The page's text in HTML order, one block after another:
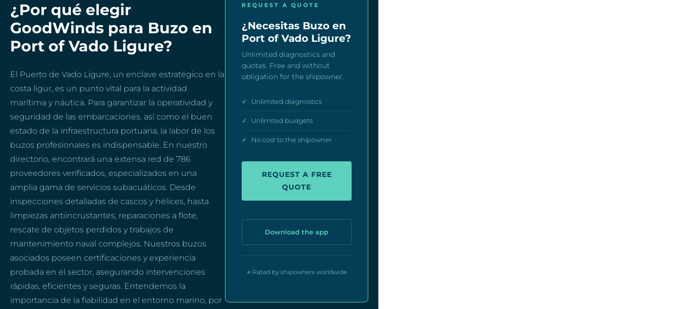
¿Por qué elegir
GoodWinds para Buzo en
Port of Vado Ligure?
El Puerto de Vado Ligure, un enclave estratégico en la
costa ligur, es un punto vital para la actividad
marítima y náutica. Para garantizar la operatividad y
seguridad de las embarcaciones, así como el buen
estado de la infraestructura portuaria, la labor de los
buzos profesionales es indispensable. En nuestro
directorio, encontrará una extensa red de 786
proveedores verificados, especializados en una
amplia gama de servicios subacuáticos. Desde
inspecciones detalladas de cascos y hélices, hasta
limpiezas antiincrustantes, reparaciones a flote,
rescate de objetos perdidos y trabajos de
mantenimiento naval complejos. Nuestros buzos
asociados poseen certificaciones y experiencia
probada en el sector, asegurando intervenciones
rápidas, eficientes y seguras. Entendemos la
importancia de la fiabilidad en el entorno marino, por
REQUEST A QUOTE
¿Necesitas Buzo en
Port of Vado Ligure?
Unlimited diagnostics and
quotes. Free and without
obligation for the shipowner.
✓ Unlimited diagnostics
✓ Unlimited budgets
✓ No cost to the shipowner
REQUEST A FREE
QUOTE
Download the app
⭐ Rated by shipowners worldwide